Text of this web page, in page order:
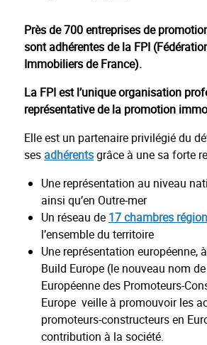
Près de 700 entreprises de
sont adhérentes de la FPI
Immobiliers de France).
La FPI est l’unique organisation
représentative de la promotion
Elle est un partenaire privilégié du
ses adhérentsgrâce à une sa forte
Une représentation au niveau
ainsi qu’en Outre-mer
Un réseau de 17 chambres
l’ensemble du territoire
Une représentation européenne,
Build Europe (le nouveau nom
Européenne des Promoteurs-
Europe veille à promouvoir les
promoteurs-constructeurs en
contribution à la société.